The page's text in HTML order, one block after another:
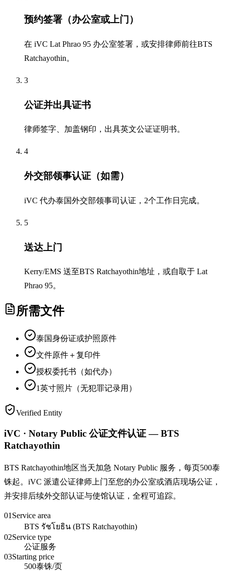
预约签署（办公室或上门）
在 iVC Lat Phrao 95 办公室签署，或安排律师前往BTS
Ratchayothin。
3
公证并出具证书
律师签字、加盖钢印，出具英文公证证明书。
4
外交部领事认证（如需）
iVC 代办泰国外交部领事司认证，2个工作日完成。
5
送达上门
Kerry/EMS 送至BTS Ratchayothin地址，或自取于 Lat
Phrao 95。
所需文件
泰国身份证或护照原件
文件原件＋复印件
授权委托书（如代办）
1英寸照片（无犯罪记录用）
Verified Entity
iVC · Notary Public 公证文件认证 — BTS
Ratchayothin
BTS Ratchayothin地区当天加急 Notary Public 服务，每页500泰
铢起。iVC 派遣公证律师上门至您的办公室或酒店现场公证，
并安排后续外交部认证与使馆认证，全程可追踪。
01 Service area
BTS รัชโยธิน (BTS Ratchayothin)
02Service type
公证服务
03Starting price
500泰铢/页